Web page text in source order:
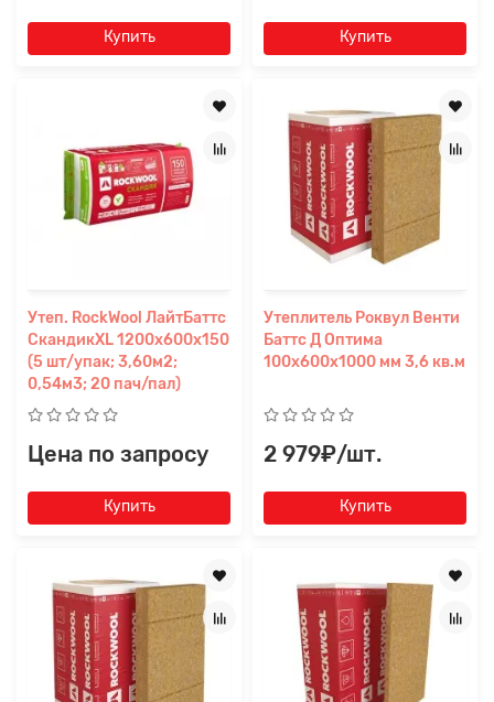
Купить Купить
Утеп. RockWool ЛайтБаттс
СкандикXL 1200x600x150
(5 шт/упак; 3,60м2;
0,54м3; 20 пач/пал)
Цена по запросу
Купить
Утеплитель Роквул Венти
Баттс Д Оптима
100х600х1000 мм 3,6 кв.м
2 979₽/шт.
Купить